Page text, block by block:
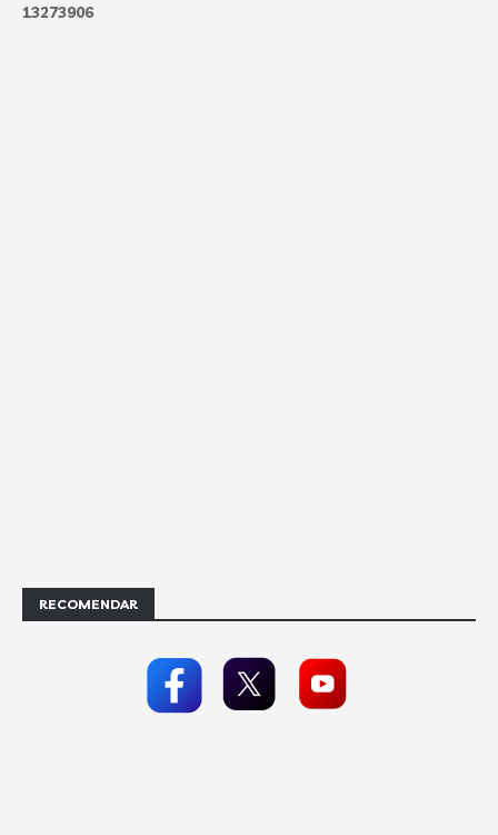
13273906
RECOMENDAR